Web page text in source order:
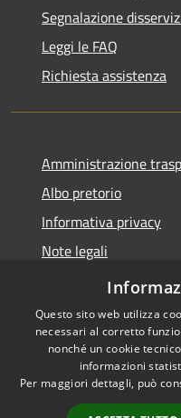
Segnalazione
Leggi le FAQ
Richiesta assistenza
Amministrazione
Albo pretorio
Informativa privacy
Note legali
Dichiarazione di
Accessibilità
Questo sito web utilizza
necessari al corretto
nonché un cookie
informazioni
Per maggiori dettagli, può